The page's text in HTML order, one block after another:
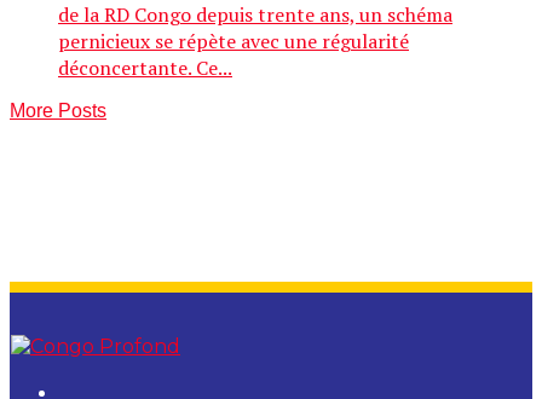
de la RD Congo depuis trente ans, un schéma
pernicieux se répète avec une régularité
déconcertante. Ce...
More Posts